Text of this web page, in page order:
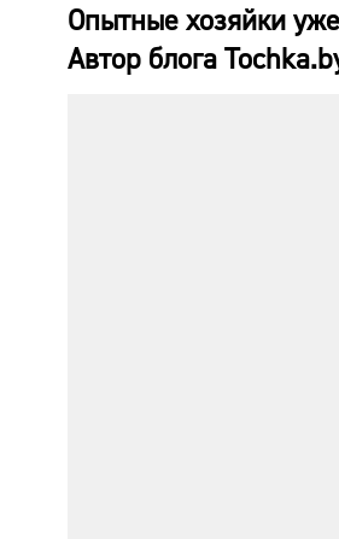
Опытные хозяйки
Автор блога